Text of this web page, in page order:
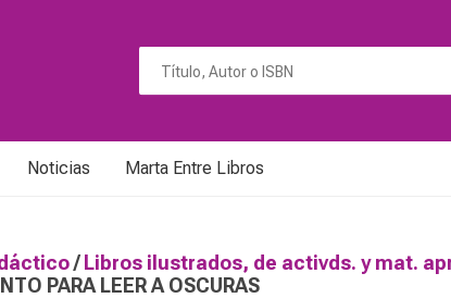
Noticias Marta Entre Libros
/ Libros ilustrados, de activds. y mat.
PARA LEER A OSCURAS